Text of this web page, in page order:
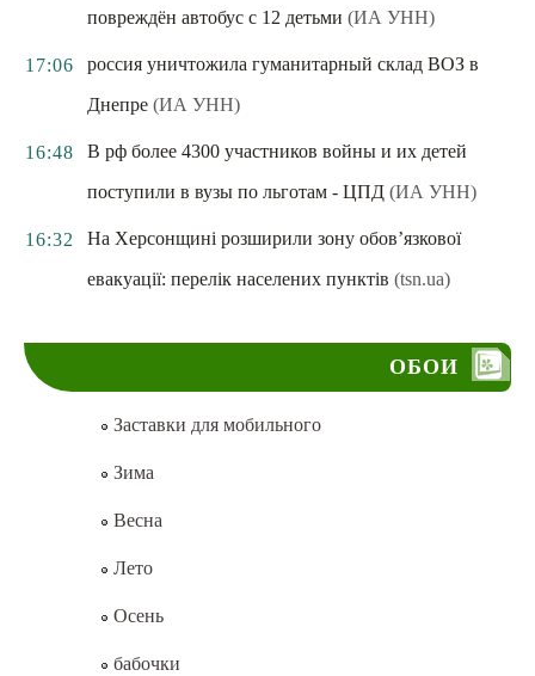
повреждён автобус с 12 детьми (ИА УНН)
17:06
россия уничтожила гуманитарный склад ВОЗ в
Днепре (ИА УНН)
16:48
В рф более 4300 участников войны и их детей
поступили в вузы по льготам - ЦПД (ИА УНН)
16:32
На Херсонщині розширили зону обов’язкової
евакуації: перелік населених пунктів (tsn.ua)
ОБОИ
Заставки для мобильного
Зима
Весна
Лето
Осень
бабочки